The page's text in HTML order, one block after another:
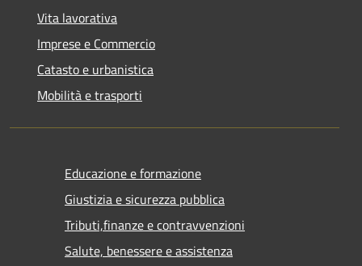
Vita lavorativa
Imprese e Commercio
Catasto e urbanistica
Mobilità e trasporti
Educazione e formazione
Giustizia e sicurezza pubblica
Tributi,finanze e contravvenzioni
Salute, benessere e assistenza